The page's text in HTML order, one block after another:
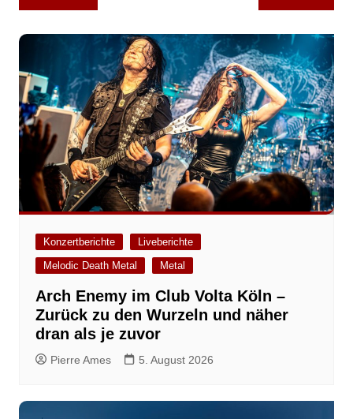
Konzertberichte
Liveberichte
Melodic Death Metal
Metal
Arch Enemy im Club Volta Köln –
Zurück zu den Wurzeln und näher
dran als je zuvor
Pierre Ames 5. August 2026